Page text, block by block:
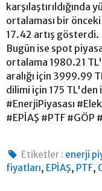
karşılaştırıldığında
ortalaması bir
17.42 artış gösterdi.
Bugün ise spot
ortalama 1980.21
aralığı için 3999.99
dilimi için 175 TL'den
#EnerjiPiyasası
#EPİAŞ #PTF #GÖP
Etiketler : enerji
fiyatları, EPİAŞ, PTF,